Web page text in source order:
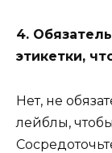
4.
этикетки,
Нет, не
лейблы,